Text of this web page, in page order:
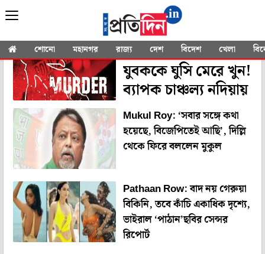
শোনো মহানগর রাজ্য দেশ বিদেশ খেলা
YOU SEARCHED FOR"Nandita Roy"
Nadia: মদের আসরে
যুবককে ঘুসি মেরে খুন!
ব্যাপক চাঞ্চল্য নদিয়ায়
Mukul Roy: ‘সবার সঙ্গে কথা
হয়েছে, বিজেপিতেই আছি’, দিল্লি
থেকে ফিরে বললেন মুকুল
Pathaan Row: বাদ নয় গেরুয়া
বিকিনি, তবে কাঁচি একাধিক দৃশ্যে,
ভাইরাল ‘পাঠান’ছবির সেন্সর
রিপোর্ট